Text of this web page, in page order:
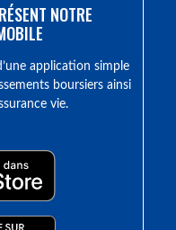
NOTRE
application simple
boursiers ainsi
vie.